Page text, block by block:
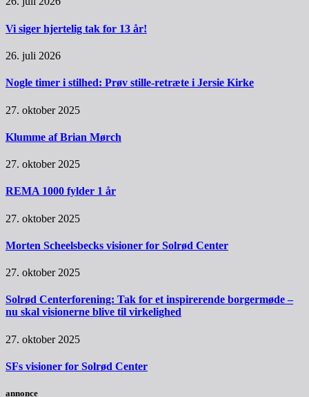
Vi siger hjertelig tak for 13 år!
26. juli 2026
Nogle timer i stilhed: Prøv stille-retræte i Jersie Kirke
27. oktober 2025
Klumme af Brian Mørch
27. oktober 2025
REMA 1000 fylder 1 år
27. oktober 2025
Morten Scheelsbecks visioner for Solrød Center
27. oktober 2025
Solrød Centerforening: Tak for et inspirerende borgermøde –
nu skal visionerne blive til virkelighed
27. oktober 2025
SFs visioner for Solrød Center
annonce